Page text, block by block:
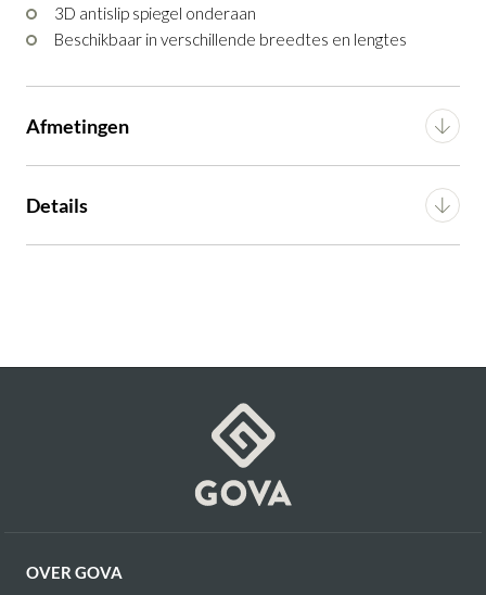
3D antislip spiegel onderaan
Beschikbaar in verschillende breedtes en lengtes
Afmetingen
Diepte 200 cm
Details
OVER GOVA